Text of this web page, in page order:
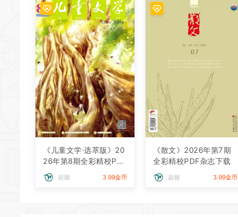
《儿童文学·选萃版》20
26年第8期全彩精校PD
F杂志下载
超频 3.99金币
《散文》2026年第7期
全彩精校PDF杂志下载
超频 3.99金币